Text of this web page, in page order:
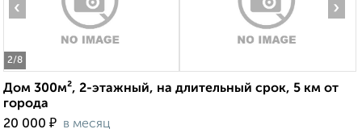
2/8
‹ ›
Дом 300м², 2-этажный, на длительный срок, 5 км от
города
20 000 ₽ в месяц